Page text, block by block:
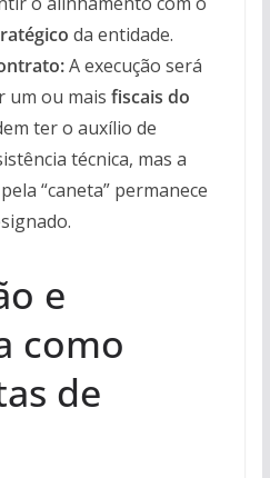
da entidade.
A execução será
um ou mais fiscais do
ter o auxílio de
técnica, mas a
“caneta” permanece
e
como
de